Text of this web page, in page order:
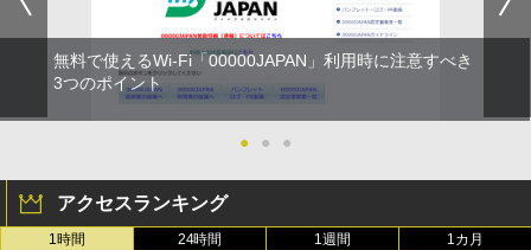
無料で使えるWi-Fi「00000JAPAN」利用時に注意すべき
3つのポイント
● ● ●
アクセスランキング
1時間 24時間 1週間 1カ月